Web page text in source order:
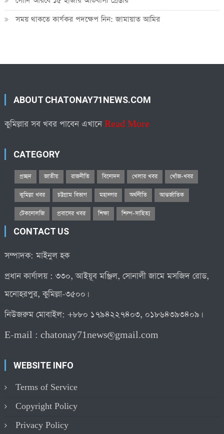
সময় থাকতে কার্যকর পদক্ষেপ নিন: জামায়াত আমির
ABOUT CHATONAY71NEWS.COM
কুমিল্লার সব খবর পাবেন এখানেRead More
CATEGORY
প্রচ্ছদ জাতীয় রাজনীতি বিনোদন খেলার খবর খোঁজ-খবর
কুমিল্লা খবর চট্টগ্রাম বিভাগ মহানগর অর্থনীতি আন্তর্জাতিক
টেকনোলজি প্রবাসের খবর শিক্ষা শিল্প-সাহিত্য
CONTACT US
সম্পাদক: মাইনুল হক
প্রধান কার্যালয় : ৩৩০, আইয়ূব মঞ্জিল, সোনালী জামে মসজিদ রোড,
মনোহরপুর, কুমিল্লা-৩৫০০।
নিউজরুম মোবাইল: +৮৮০ ১৭৯৪২২৭৪০৩, ০১৮৬৪৩৯৩৪০৯।
E-mail :chatonay71news@gmail.com
WEBSITE INFO
Terms of Service
Copyright Policy
Privacy Policy